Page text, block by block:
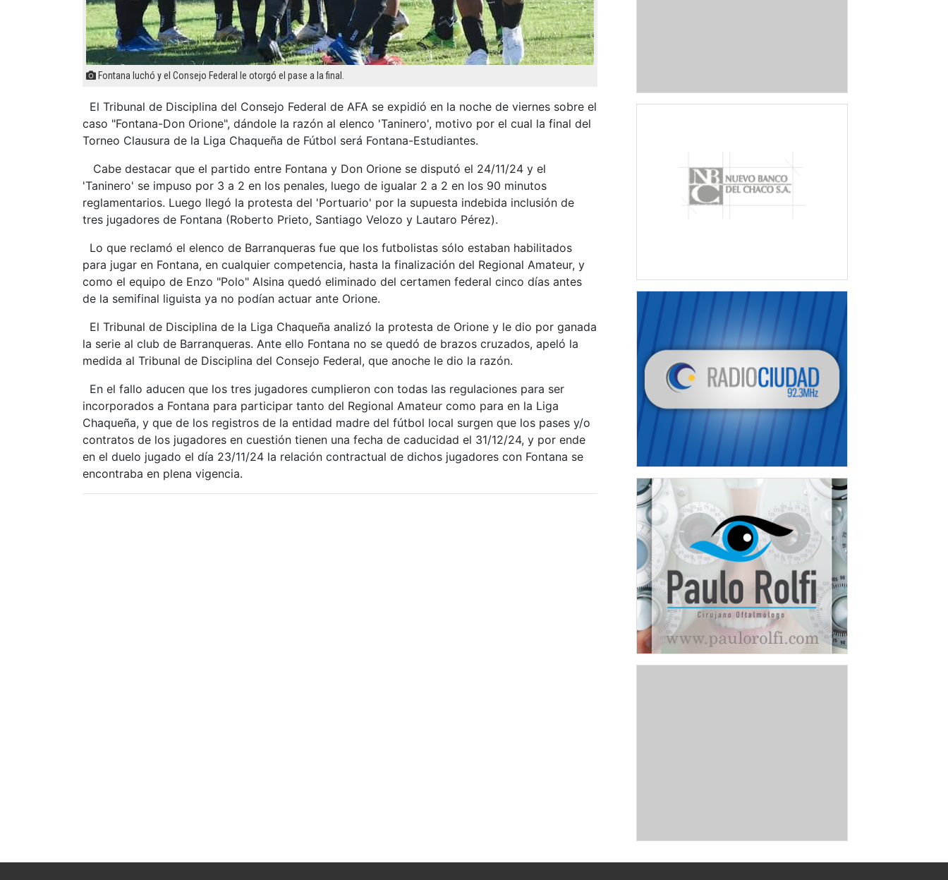
Fontana luchó y el Consejo Federal le otorgó el pase a la final.
El Tribunal de Disciplina del Consejo Federal de AFA se expidió en la noche de viernes sobre el
caso "Fontana-Don Orione", dándole la razón al elenco 'Taninero', motivo por el cual la final del
Torneo Clausura de la Liga Chaqueña de Fútbol será Fontana-Estudiantes.
Cabe destacar que el partido entre Fontana y Don Orione se disputó el 24/11/24 y el
'Taninero' se impuso por 3 a 2 en los penales, luego de igualar 2 a 2 en los 90 minutos
reglamentarios. Luego llegó la protesta del 'Portuario' por la supuesta indebida inclusión de
tres jugadores de Fontana (Roberto Prieto, Santiago Velozo y Lautaro Pérez).
Lo que reclamó el elenco de Barranqueras fue que los futbolistas sólo estaban habilitados
para jugar en Fontana, en cualquier competencia, hasta la finalización del Regional Amateur, y
como el equipo de Enzo "Polo" Alsina quedó eliminado del certamen federal cinco días antes
de la semifinal liguista ya no podían actuar ante Orione.
El Tribunal de Disciplina de la Liga Chaqueña analizó la protesta de Orione y le dio por ganada
la serie al club de Barranqueras. Ante ello Fontana no se quedó de brazos cruzados, apeló la
medida al Tribunal de Disciplina del Consejo Federal, que anoche le dio la razón.
En el fallo aducen que los tres jugadores cumplieron con todas las regulaciones para ser
incorporados a Fontana para participar tanto del Regional Amateur como para en la Liga
Chaqueña, y que de los registros de la entidad madre del fútbol local surgen que los pases y/o
contratos de los jugadores en cuestión tienen una fecha de caducidad el 31/12/24, y por ende
en el duelo jugado el día 23/11/24 la relación contractual de dichos jugadores con Fontana se
encontraba en plena vigencia.